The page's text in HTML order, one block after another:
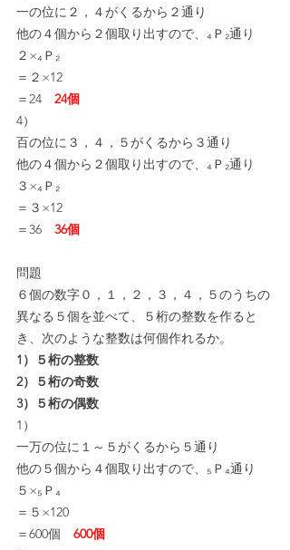
一の位に２，４がくるから２通り
他の４個から２個取り出すので、₄Ｐ₂通り
２×₄Ｐ₂
＝２×12
＝24 24個
4）
百の位に３，４，５がくるから３通り
他の４個から２個取り出すので、₄Ｐ₂通り
３×₄Ｐ₂
＝３×12
＝36 36個
問題
６個の数字０，１，２，３，４，５のうちの
異なる５個を並べて、５桁の整数を作ると
き、次のような整数は何個作れるか。
1）５桁の整数
2）５桁の奇数
3）５桁の偶数
1）
一万の位に１～５がくるから５通り
他の５個から４個取り出すので、₅Ｐ₄通り
５×₅Ｐ₄
＝５×120
＝600個 600個